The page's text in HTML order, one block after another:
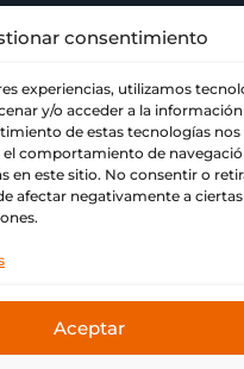
consentimiento
experiencias, utilizamos
y/o acceder a la
de estas tecnologías
comportamiento de
en este sitio. No consentir o
afectar negativamente a ciertas
Aceptar
09 02 49
Fabra, 35, 1º